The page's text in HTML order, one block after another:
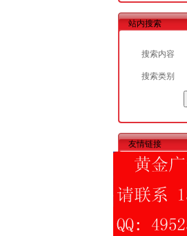
站内搜索
搜索内容
搜索类别
友情链接
岳阳网上购物超
株洲网上购物超
湘潭网上购物超
郴州网上购物超